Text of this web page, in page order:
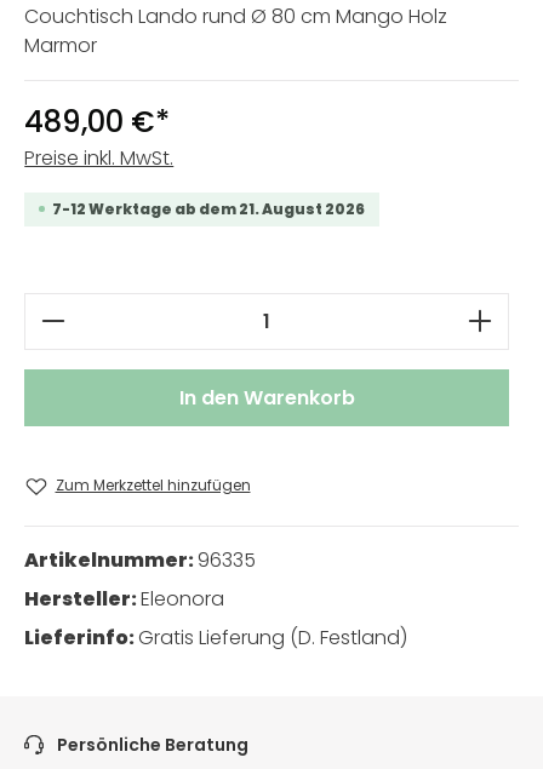
Couchtisch Lando rund Ø 80 cm Mango Holz
Marmor
489,00 €*
Preise inkl. MwSt.
7-12 Werktage ab dem 21. August 2026
Produkt Anzahl: Gib den
In den Warenkorb
Zum Merkzettel hinzufügen
Artikelnummer:96335
Hersteller:Eleonora
Lieferinfo:Gratis Lieferung (D. Festland)
Persönliche Beratung